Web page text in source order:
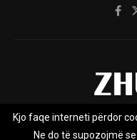
Rreth nesh
Kjo faqe interneti përdor
Ne do të supozojmë